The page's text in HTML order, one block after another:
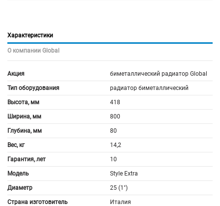
Характеристики
О компании Global
Акция биметаллический радиатор Global
Тип оборудования радиатор биметаллический
Высота, мм 418
Ширина, мм 800
Глубина, мм 80
Вес, кг 14,2
Гарантия, лет 10
Модель Style Extra
Диаметр 25 (1")
Страна изготовитель Италия